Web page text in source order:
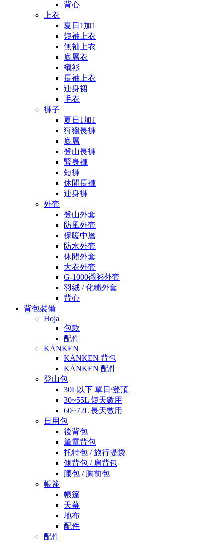
背心
上衣
夏日1加1
短袖上衣
無袖上衣
底層衣
襯衫
長袖上衣
連身裙
毛衣
褲子
夏日1加1
狩獵長褲
底層
登山長褲
緊身褲
短褲
休閒長褲
連身褲
外套
登山外套
防風外套
保暖中層
防水外套
休閒外套
大衣外套
G-1000襯衫外套
羽絨 / 化纖外套
背心
背包裝備
Hoja
包款
配件
KÅNKEN
KÅNKEN 背包
KÅNKEN 配件
登山包
30L以下 單日/登頂
30~55L 短天數用
60~72L 長天數用
日用包
後背包
筆電背包
托特包 / 旅行提袋
側背包 / 肩背包
腰包 / 胸前包
帳篷
帳篷
天幕
地布
配件
配件